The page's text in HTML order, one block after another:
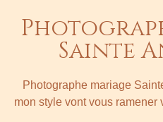
Sainte
Photographe mariage
mon style vont vous